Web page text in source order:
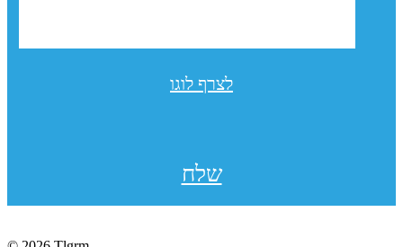
לצרף לוגו
שלח